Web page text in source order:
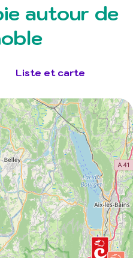
autour de
Liste et carte